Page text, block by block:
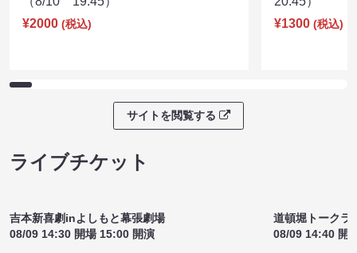
¥2000 (税込)
¥1300 (税込)
サイトを閲覧する
ライブチケット
吉本新喜劇inよしもと幕張劇場
08/09 14:30 開場 15:00 開演
道頓堀トークラ
08/09 14:40 開